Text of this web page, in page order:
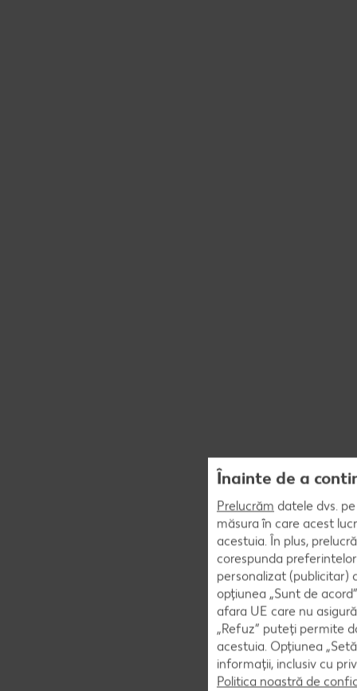
Înainte de a
Prelucrăm datele dvs.
măsura în care acest
acestuia. În plus,
corespunda
personalizat (publicitar)
opțiunea „Sunt de
afara UE care nu
„Refuz” puteți permite
acestuia. Opțiunea
informații, inclusiv cu
Politica noastră de